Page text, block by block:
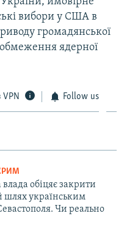
вибори у США в
громадянської
обмеження ядерної
VPN Follow us
влада обіцяє закрити
шлях українським
Чи реально